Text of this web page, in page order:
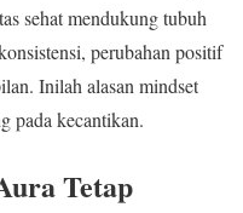
sehat mendukung tubuh
perubahan positif
Inilah alasan mindset
pada kecantikan.
Tetap